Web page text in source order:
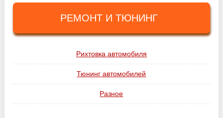
РЕМОНТ И ТЮНИНГ
Рихтовка автомобиля
Тюнинг автомобилей
Разное